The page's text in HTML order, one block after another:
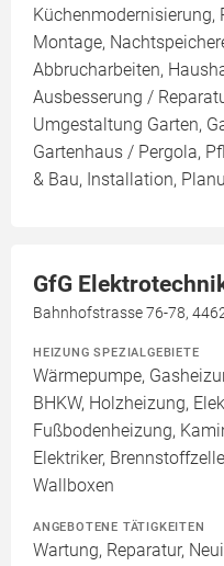
Montage,
Abbrucharbeiten,
Ausbesserung /
Umgestaltung Garten,
Gartenhaus / Pergola,
& Bau, Installation,
GfG
Bahnhofstrasse 76-78,
HEIZUNG SPEZIALGEBIETE
Wärmepumpe,
BHKW, Holzheizung,
Fußbodenheizung,
Elektriker,
Wallboxen
ANGEBOTENE TÄTIGKEITEN
Wartung, Reparatur,